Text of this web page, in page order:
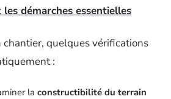
démarches essentielles
chantier, quelques vérifications
:
la constructibilité du terrain